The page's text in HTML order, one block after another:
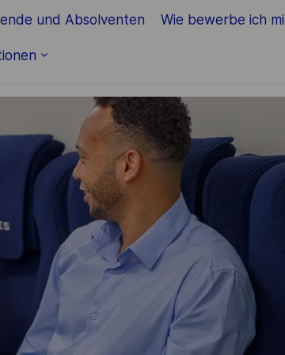
und Absolventen Wie bewerbe ich